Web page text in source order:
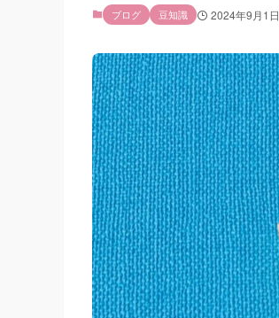
ブログ 豆知識 2024年9月1日